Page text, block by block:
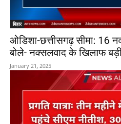
बिहार
ओडिशा-छत्तीसगढ़ सीमा: 16
बोले- नक्सलवाद के खिलाफ
January 21, 2025